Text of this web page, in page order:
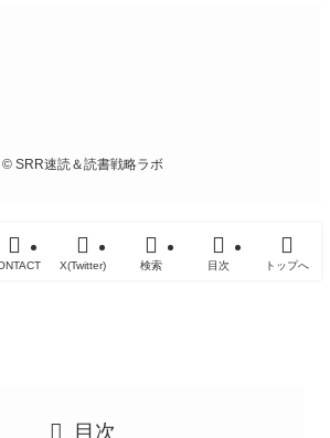
© SRR速読＆読書戦略ラボ
X(Twitter) 検索 目次 トップへ
目次